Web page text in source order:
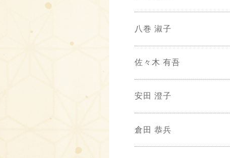
八巻 淑子
佐々木 有吾
安田 澄子
倉田 恭兵